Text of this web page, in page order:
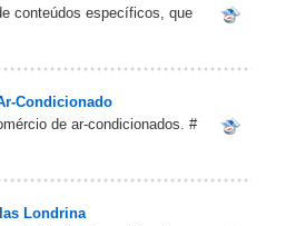
conteúdos específicos, que
Condicionado
de ar-condicionados. #
Londrina